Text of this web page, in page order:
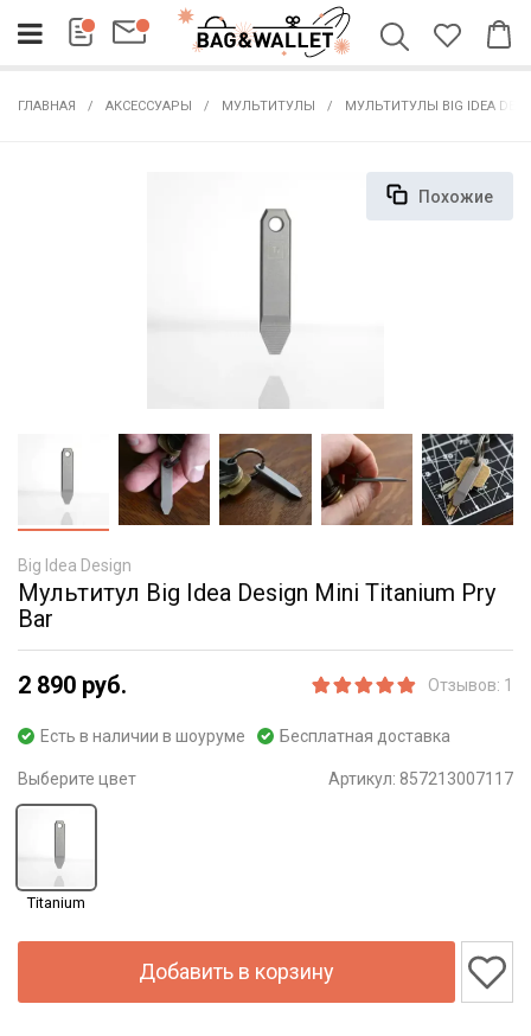
ГЛАВНАЯ АКСЕССУАРЫ МУЛЬТИТУЛЫ МУЛЬТИТУЛЫ BIG IDEA
Похожие
Big Idea Design
Мультитул Big Idea Design Mini Titanium Pry
Bar
2 890 руб. Отзывов: 1
Есть в наличии в шоуруме Бесплатная доставка
Выберите цвет Артикул: 857213007117
Titanium
Добавить в корзину